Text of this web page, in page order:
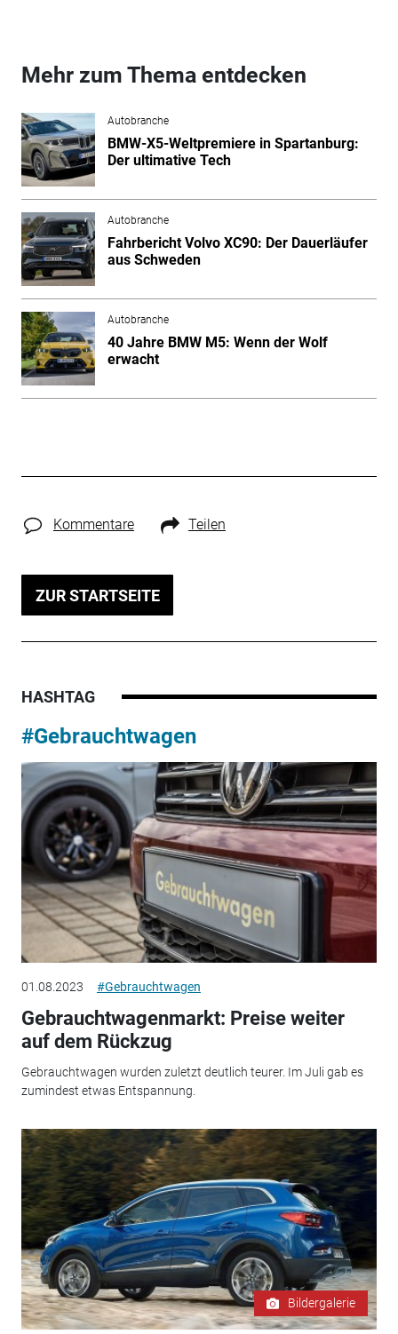
Mehr zum Thema entdecken
Autobranche
BMW-X5-Weltpremiere in Spartanburg:
Der ultimative Tech
Autobranche
Fahrbericht Volvo XC90: Der Dauerläufer
aus Schweden
Autobranche
40 Jahre BMW M5: Wenn der Wolf
erwacht
Kommentare Teilen
ZUR STARTSEITE
HASHTAG
#Gebrauchtwagen
01.08.2023 #Gebrauchtwagen
Gebrauchtwagenmarkt: Preise weiter
auf dem Rückzug
Gebrauchtwagen wurden zuletzt deutlich teurer. Im Juli gab es
zumindest etwas Entspannung.
Bildergalerie